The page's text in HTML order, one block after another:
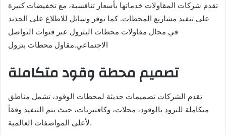
تقدم شركات المقاولات خدماتها بأسعار تنافسية، مع تخفيضات كبيرة
على تنفيذ مشاريع المحطات. كما توفر وسائل للاطلاع على الجديد
في مجال مقاولات محطات البترول عبر قنوات التواصل
الاجتماعي.مقاول محطات بترول
تصميم محطة وقود متكاملة
تقدم الشركات تصميمات حديثة لمحطات الوقود، تشمل مناطق
متكاملة للتزود بالوقود، محلات، وكافتيريات، حيث يتم التنفيذ وفقاً
لأعلى المواصفات العالمية.